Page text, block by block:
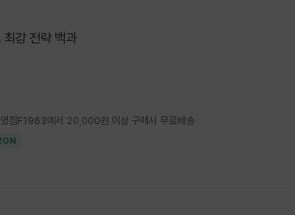
강 전략 백과
점F1963에서 20,000원 이상 구매시 무료배송
ON